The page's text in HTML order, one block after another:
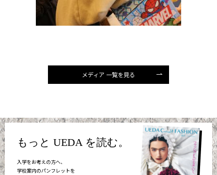
メディア 一覧を見る
もっと UEDA を読む。
入学をお考えの方へ、
学校案内のパンフレットを